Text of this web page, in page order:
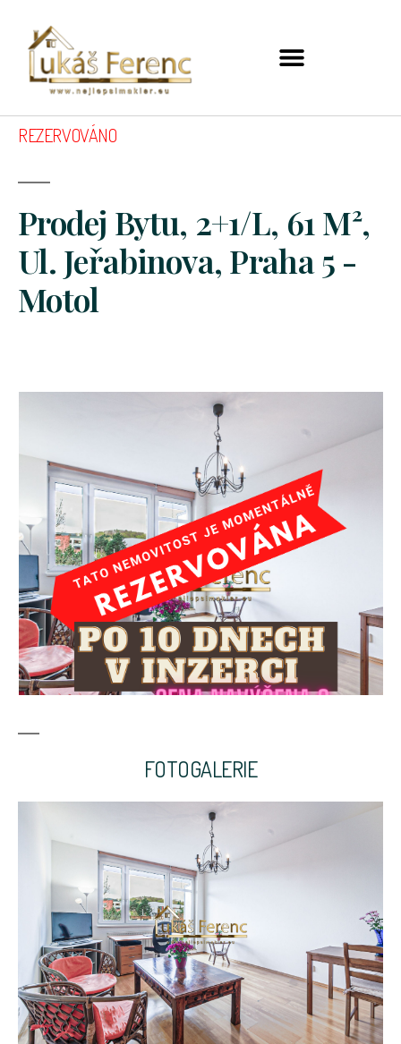
REZERVOVÁNO
Prodej Bytu, 2+1/L, 61 M²,
Ul. Jeřabinova, Praha 5 -
Motol
FOTOGALERIE